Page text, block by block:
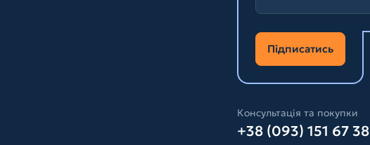
Підписатись
Консультація та покупки
+38 (093) 151 67 38